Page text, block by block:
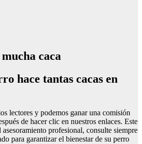
caca
hace tantas cacas en
lectores y podemos ganar una comisión
de hacer clic en nuestros enlaces. Este
profesional, consulte siempre
para garantizar el bienestar de su perro